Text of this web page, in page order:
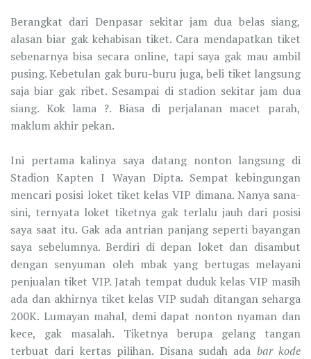
Berangkat dari Denpasar sekitar jam dua belas siang,
alasan biar gak kehabisan tiket. Cara mendapatkan tiket
sebenarnya bisa secara online, tapi saya gak mau ambil
pusing. Kebetulan gak buru-buru juga, beli tiket langsung
saja biar gak ribet. Sesampai di stadion sekitar jam dua
siang. Kok lama ?. Biasa di perjalanan macet parah,
maklum akhir pekan.
Ini pertama kalinya saya datang nonton langsung di
Stadion Kapten I Wayan Dipta. Sempat kebingungan
mencari posisi loket tiket kelas VIP dimana. Nanya sana-
sini, ternyata loket tiketnya gak terlalu jauh dari posisi
saya saat itu. Gak ada antrian panjang seperti bayangan
saya sebelumnya. Berdiri di depan loket dan disambut
dengan senyuman oleh mbak yang bertugas melayani
penjualan tiket VIP. Jatah tempat duduk kelas VIP masih
ada dan akhirnya tiket kelas VIP sudah ditangan seharga
200K. Lumayan mahal, demi dapat nonton nyaman dan
kece, gak masalah. Tiketnya berupa gelang tangan
terbuat dari kertas pilihan. Disana sudah ada bar kode